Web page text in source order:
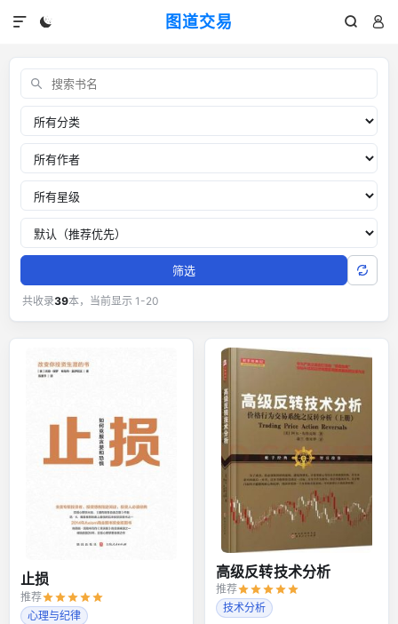
图道交易
  

交易书单：外汇黄金交易经典书籍
关键词
分类
作者
推荐星级
排序
筛选
共收录39本，当前显示 1-20
止损
推荐
心理与纪律
高级反转技术分析
推荐
技术分析